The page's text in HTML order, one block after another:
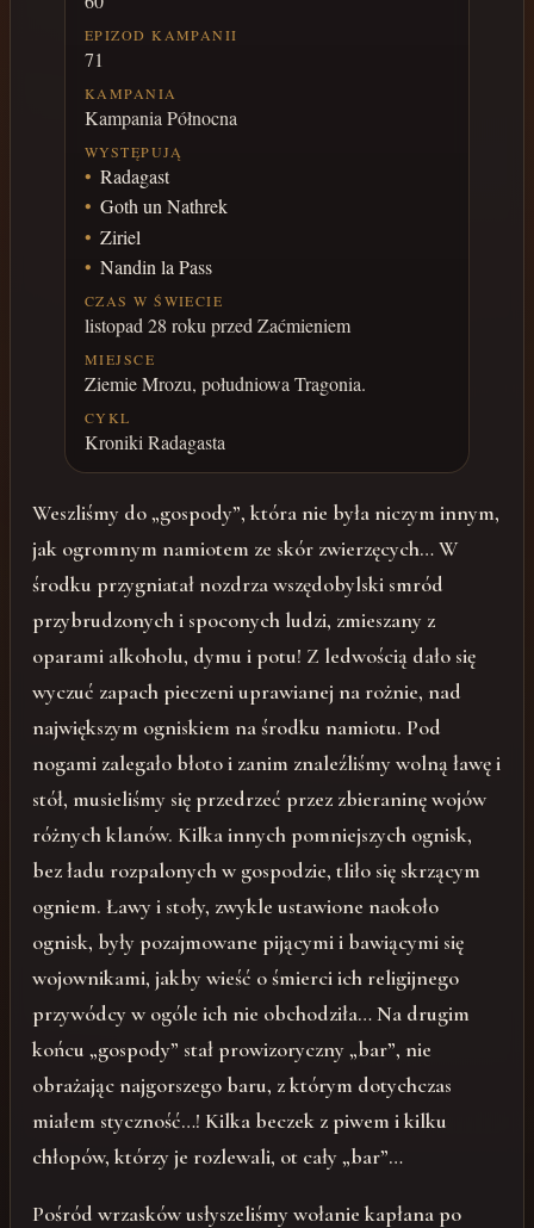
EPIZOD KAMPANII
71
KAMPANIA
Kampania Północna
WYSTĘPUJĄ
Radagast
Goth un Nathrek
Ziriel
Nandin la Pass
CZAS W ŚWIECIE
listopad 28 roku przed Zaćmieniem
MIEJSCE
Ziemie Mrozu, południowa Tragonia.
CYKL
Kroniki Radagasta
Weszliśmy do „gospody”, która nie była niczym innym,
jak ogromnym namiotem ze skór zwierzęcych… W
środku przygniatał nozdrza wszędobylski smród
przybrudzonych i spoconych ludzi, zmieszany z
oparami alkoholu, dymu i potu! Z ledwością dało się
wyczuć zapach pieczeni uprawianej na rożnie, nad
największym ogniskiem na środku namiotu. Pod
nogami zalegało błoto i zanim znaleźliśmy wolną ławę i
stół, musieliśmy się przedrzeć przez zbieraninę wojów
różnych klanów. Kilka innych pomniejszych ognisk,
bez ładu rozpalonych w gospodzie, tliło się skrzącym
ogniem. Ławy i stoły, zwykle ustawione naokoło
ognisk, były pozajmowane pijącymi i bawiącymi się
wojownikami, jakby wieść o śmierci ich religijnego
przywódcy w ogóle ich nie obchodziła… Na drugim
końcu „gospody” stał prowizoryczny „bar”, nie
obrażając najgorszego baru, z którym dotychczas
miałem styczność…! Kilka beczek z piwem i kilku
chłopów, którzy je rozlewali, ot cały „bar”…
Pośród wrzasków usłyszeliśmy wołanie kapłana po